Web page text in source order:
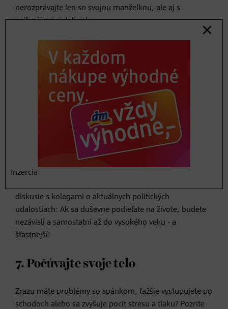
nerozprávajte len so svojou manželkou, ale aj s
najlepším priateľom!
5. Raz za rok navštívte urológa
Nie, nie je to žiadna zábava, ale od veku 45 rokov (od 40
rokov, ak máte rodinnú anamnézu) je každoročná
návšteva urológa nevyhnutnosťou. Rozpoznanie a liečba
rakoviny prostaty alebo semenníkov vo včasnom štádiu
môže zachrániť život.
6. Precvičujte si aj rozum
diskusie s kolegami o aktuálnych politických
udalostiach: Ak sa duševne podieľate na živote, budete
nezávislí a samostatní až do vysokého veku - a
šťastnejší!
7. Počúvajte svoje telo
Zrazu máte problémy so spánkom, ťažšie vystupujete po
schodoch alebo sa zvyšuje pocit stresu a tlaku? Pozrite
Inzercia